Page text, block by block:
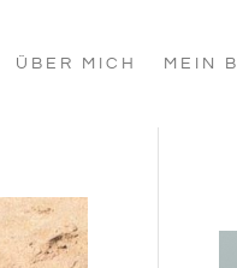
ÜBER MICH MEIN